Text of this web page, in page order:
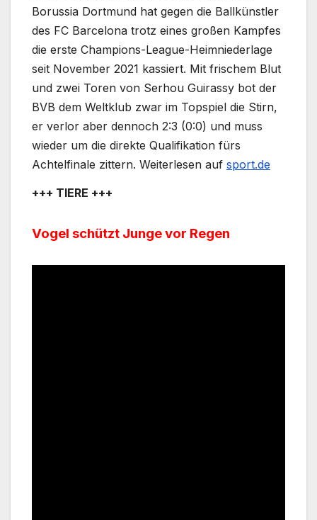
Borussia Dortmund hat gegen die Ballkünstler
des FC Barcelona trotz eines großen Kampfes
die erste Champions-League-Heimniederlage
seit November 2021 kassiert. Mit frischem Blut
und zwei Toren von Serhou Guirassy bot der
BVB dem Weltklub zwar im Topspiel die Stirn,
er verlor aber dennoch 2:3 (0:0) und muss
wieder um die direkte Qualifikation fürs
Achtelfinale zittern. Weiterlesen auf sport.de
+++ TIERE +++
Vogel schützt Junge vor Regen